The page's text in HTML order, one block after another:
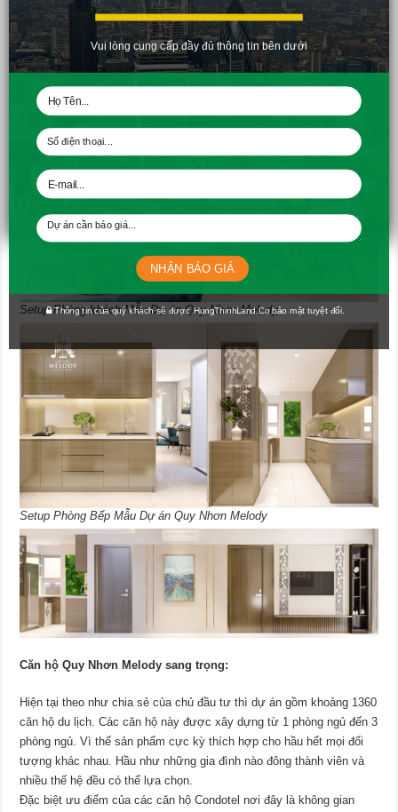
Setup Phòng Ngủ Mẫu Dự án Quy Nhơn Melody
Setup Phòng khách Mẫu Dự án Quy Nhơn Melody
Setup Phòng Bếp Mẫu Dự án Quy Nhơn Melody
Căn hộ Quy Nhơn Melody sang trọng:
Hiện tại theo như chia sẻ của chủ đầu tư thì dự án gồm khoảng 1360
căn hộ du lịch. Các căn hộ này được xây dựng từ 1 phòng ngủ đến 3
phòng ngủ. Vì thế sản phẩm cực kỳ thích hợp cho hầu hết mọi đối
tượng khác nhau. Hầu như những gia đình nào đông thành viên và
nhiều thế hệ đều có thể lựa chọn.
Đặc biệt ưu điểm của các căn hộ Condotel nơi đây là không gian
Vui lòng cung cấp đầy đủ thông tin bên dưới
Thông tin của quý khách sẽ được HungThinhLand.Co bảo mật tuyệt đối.
NHẬN BÁO GIÁ